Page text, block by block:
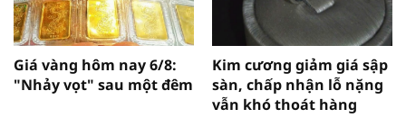
Giá vàng hôm nay 6/8:
"Nhảy vọt" sau một đêm
Kim cương giảm giá sập
sàn, chấp nhận lỗ nặng
vẫn khó thoát hàng